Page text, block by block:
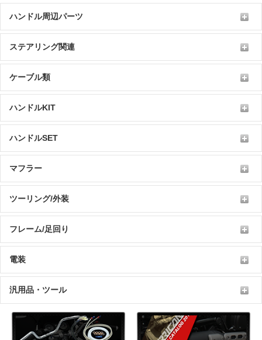
ハンドル周辺パーツ
ステアリング関連
ケーブル類
ハンドルKIT
ハンドルSET
マフラー
ツーリング/外装
フレーム/足回り
電装
汎用品・ツール